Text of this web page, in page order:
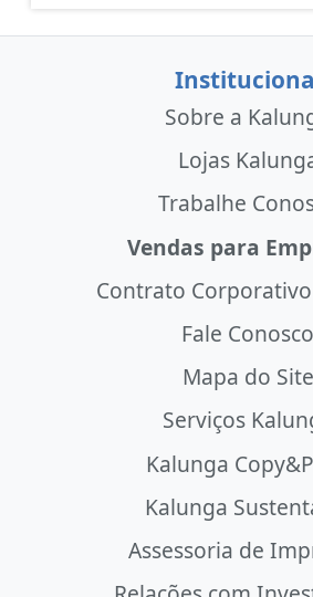
Sobre a
Lojas
Trabalhe
Vendas para
Contrato
Fale Conosco
Mapa do Site
Serviços
Kalunga
Kalunga
Assessoria de